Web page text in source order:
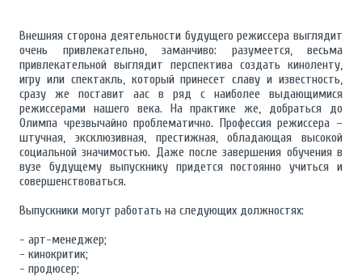
Внешняя сторона деятельности будущего режиссера выглядит
очень привлекательно, заманчиво: разумеется, весьма
привлекательной выглядит перспектива создать киноленту,
игру или спектакль, который принесет славу и известность,
сразу же поставит аас в ряд с наиболее выдающимися
режиссерами нашего века. На практике же, добраться до
Олимпа чрезвычайно проблематично. Профессия режиссера –
штучная, эксклюзивная, престижная, обладающая высокой
социальной значимостью. Даже после завершения обучения в
вузе будущему выпускнику придется постоянно учиться и
совершенствоваться.
Выпускники могут работать на следующих должностях:
- арт-менеджер;
- кинокритик;
- продюсер;